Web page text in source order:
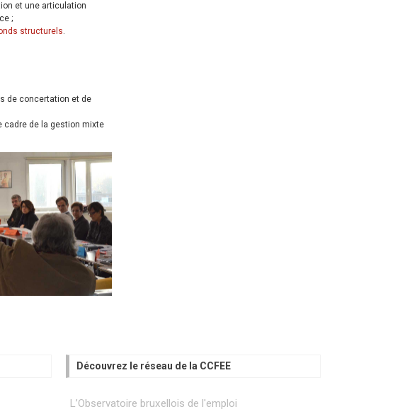
et une articulation
;
structurels.
de concertation et de
cadre de la gestion mixte
Découvrez le réseau de la CCFEE
L’Observatoire bruxellois de l'emploi